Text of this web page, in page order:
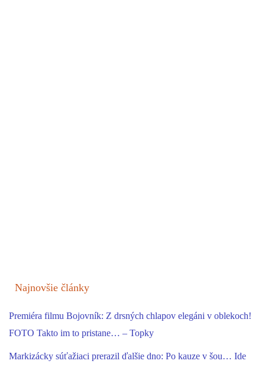
Najnovšie články
Premiéra filmu Bojovník: Z drsných chlapov elegáni v oblekoch!
FOTO Takto im to pristane… – Topky
Markizácky súťažiaci prerazil ďalšie dno: Po kauze v šou… Ide